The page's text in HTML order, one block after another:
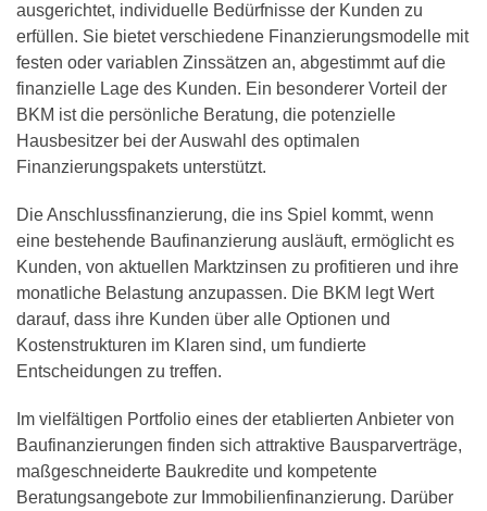
ausgerichtet, individuelle Bedürfnisse der Kunden zu
erfüllen. Sie bietet verschiedene Finanzierungsmodelle mit
festen oder variablen Zinssätzen an, abgestimmt auf die
finanzielle Lage des Kunden. Ein besonderer Vorteil der
BKM ist die persönliche Beratung, die potenzielle
Hausbesitzer bei der Auswahl des optimalen
Finanzierungspakets unterstützt.
Die Anschlussfinanzierung, die ins Spiel kommt, wenn
eine bestehende Baufinanzierung ausläuft, ermöglicht es
Kunden, von aktuellen Marktzinsen zu profitieren und ihre
monatliche Belastung anzupassen. Die BKM legt Wert
darauf, dass ihre Kunden über alle Optionen und
Kostenstrukturen im Klaren sind, um fundierte
Entscheidungen zu treffen.
Im vielfältigen Portfolio eines der etablierten Anbieter von
Baufinanzierungen finden sich attraktive Bausparverträge,
maßgeschneiderte Baukredite und kompetente
Beratungsangebote zur Immobilienfinanzierung. Darüber